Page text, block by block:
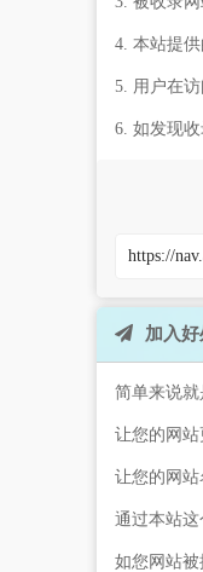
4. 本站提
5. 用户在
6. 如发现
加入好
简单来说
让您的网
让您的网
通过本站
如您网站